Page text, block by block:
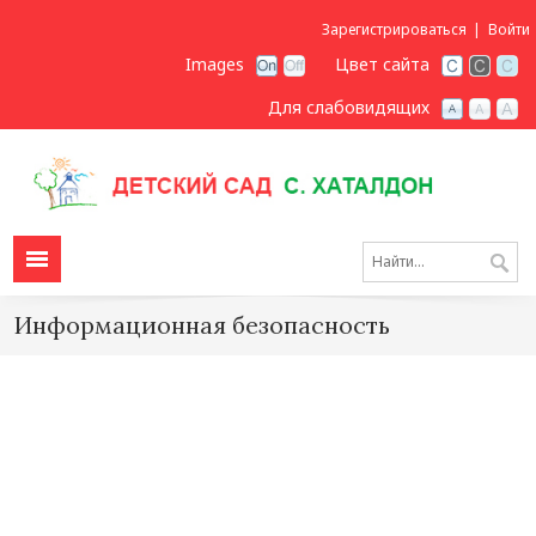
Зарегистрироваться Войти
Цвет сайта
Images
Для слабовидящих
Информационная безопасность